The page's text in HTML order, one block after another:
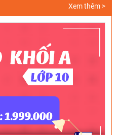
Xem thêm >